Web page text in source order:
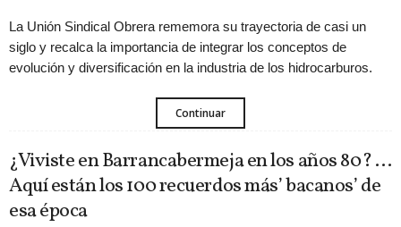
La Unión Sindical Obrera rememora su trayectoria de casi un
siglo y recalca la importancia de integrar los conceptos de
evolución y diversificación en la industria de los hidrocarburos.
Continuar
¿Viviste en Barrancabermeja en los años 80? …
Aquí están los 100 recuerdos más’ bacanos’ de
esa época